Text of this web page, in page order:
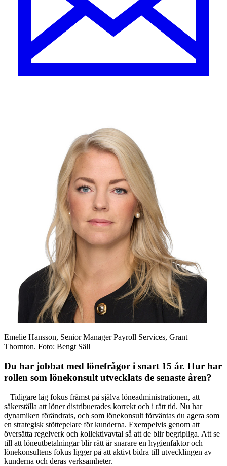
Emelie Hansson, Senior Manager Payroll Services, Grant
Thornton. Foto: Bengt Säll
Du har jobbat med lönefrågor i snart 15 år. Hur har
rollen som lönekonsult utvecklats de senaste åren?
– Tidigare låg fokus främst på själva löneadministrationen, att
säkerställa att löner distribuerades korrekt och i rätt tid. Nu har
dynamiken förändrats, och som lönekonsult förväntas du agera som
en strategisk stöttepelare för kunderna. Exempelvis genom att
översätta regelverk och kollektivavtal så att de blir begripliga. Att se
till att löneutbetalningar blir rätt är snarare en hygienfaktor och
lönekonsultens fokus ligger på att aktivt bidra till utvecklingen av
kunderna och deras verksamheter.